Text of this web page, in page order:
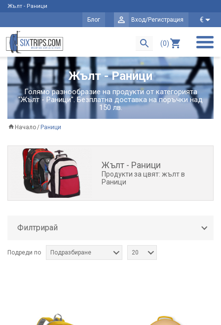
Жълт - Раници
Блог Вход/Регистрация €
(0)
Жълт - Раници
Голямо разнообразие на продукти от категорията
"Жълт - Раници". Безплатна доставка на поръчки над
150 лв.
Начало Раници
Жълт - Раници
Продукти за цвят: жълт в
Раници
Филтрирай
Подреди по Подразбиране 20